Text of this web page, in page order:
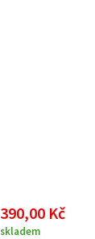
390,00 Kč
skladem